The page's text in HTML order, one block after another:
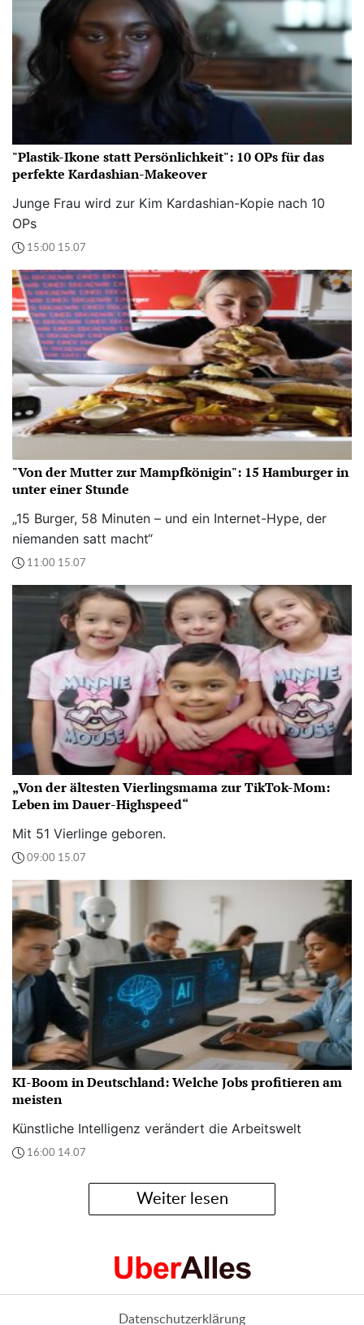
"Plastik-Ikone statt Persönlichkeit": 10 OPs für das
perfekte Kardashian-Makeover
Junge Frau wird zur Kim Kardashian-Kopie nach 10
OPs
15:00 15.07
"Von der Mutter zur Mampfkönigin": 15 Hamburger in
unter einer Stunde
„15 Burger, 58 Minuten – und ein Internet-Hype, der
niemanden satt macht“
11:00 15.07
„Von der ältesten Vierlingsmama zur TikTok-Mom:
Leben im Dauer-Highspeed“
Mit 51 Vierlinge geboren.
09:00 15.07
KI-Boom in Deutschland: Welche Jobs profitieren am
meisten
Künstliche Intelligenz verändert die Arbeitswelt
16:00 14.07
Weiter lesen
Datenschutzerklärung